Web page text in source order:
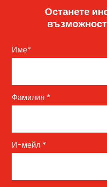
Останете
Име*
Фамилия *
И-мейл *